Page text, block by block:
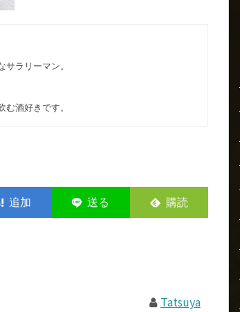
ラリーマン。
酒好きです。
Tatsuya